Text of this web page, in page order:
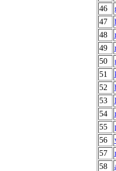
46
47
48
49
50
51
52
53
54
55
56
57
58